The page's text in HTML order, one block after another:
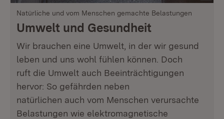
Natürliche und vom Menschen gemachte Belastungen
Umwelt und Gesundheit
Wir brauchen eine Umwelt, in der wir gesund
leben und uns wohl fühlen können. Doch
ruft die Umwelt auch Beeinträchtigungen
hervor: So gefährden neben
natürlichen auch vom Menschen verursachte
Belastungen wie elektromagnetische